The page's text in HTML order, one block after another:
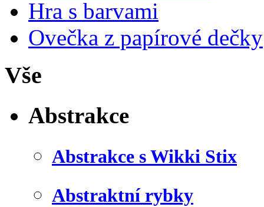
Hra s barvami
Ovečka z papírové dečky
Vše
Abstrakce
Abstrakce s Wikki Stix
Abstraktní rybky